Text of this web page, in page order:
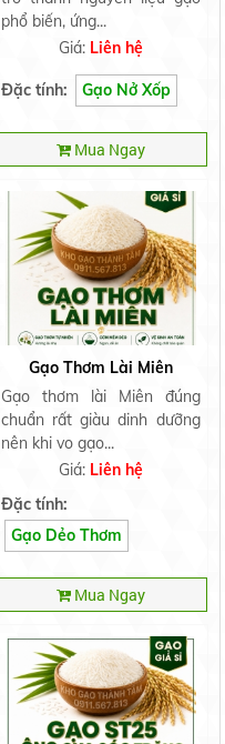
phổ biến, ứng...
Giá: Liên hệ
Đặc tính: Gạo Nở Xốp
Mua Ngay
Gạo Thơm Lài Miên
Gạo thơm lài Miên đúng
chuẩn rất giàu dinh dưỡng
nên khi vo gạo...
Giá: Liên hệ
Đặc tính:
Gạo Dẻo Thơm
Mua Ngay